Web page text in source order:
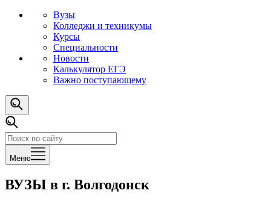
Вузы
Колледжи и техникумы
Курсы
Специальности
Новости
Калькулятор ЕГЭ
Важно поступающему
Меню
ВУЗЫ в г. Волгодонск